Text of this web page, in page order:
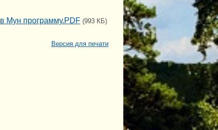
Мун программу.PDF (993 КБ)
Версия для печати